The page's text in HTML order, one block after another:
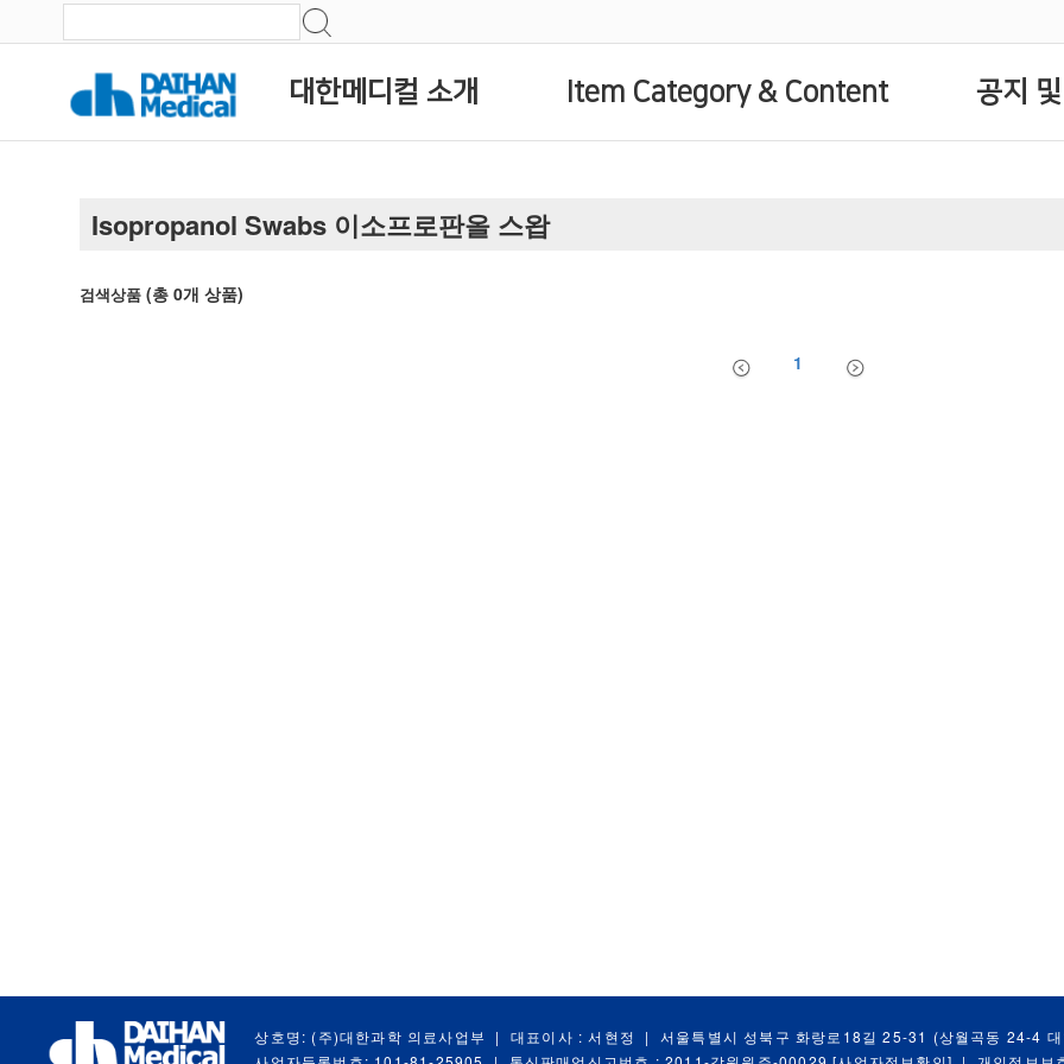
대한메디컬 소개 Item Category & Content 공지
Isopropanol Swabs 이소프로판올 스왑
검색상품 (총0개 상품)
1
상호명: (주)대한과학 의료사업부 | 대표이사 : 서현정 |
서울특별시 성북구 화랑로18길 25-31 (상월곡동 24-4